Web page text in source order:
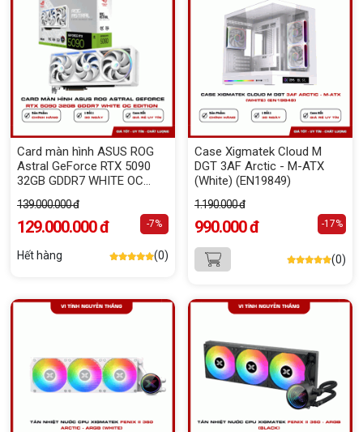
Card màn hình ASUS ROG
Astral GeForce RTX 5090
32GB GDDR7 WHITE OC
139.000.000 đ
129.000.000 đ -7%
Hết hàng (0)
Case Xigmatek Cloud M
DGT 3AF Arctic - M-ATX
(White) (EN19849)
1.190.000 đ
990.000 đ -17%
(0)